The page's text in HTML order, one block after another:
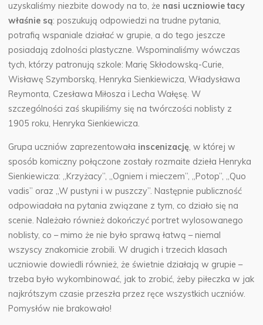
uzyskaliśmy niezbite dowody na to, że nasi uczniowie tacy
właśnie są: poszukują odpowiedzi na trudne pytania,
potrafią wspaniale działać w grupie, a do tego jeszcze
posiadają zdolności plastyczne. Wspominaliśmy wówczas
tych, którzy patronują szkole: Marię Skłodowską-Curie,
Wisławę Szymborską, Henryka Sienkiewicza, Władysława
Reymonta, Czesława Miłosza i Lecha Wałęsę. W
szczególności zaś skupiliśmy się na twórczości noblisty z
1905 roku, Henryka Sienkiewicza.
Grupa uczniów zaprezentowała inscenizację , w której w
sposób komiczny połączone zostały rozmaite dzieła Henryka
Sienkiewicza: „Krzyżacy”, „Ogniem i mieczem”, „Potop”, „Quo
vadis” oraz „W pustyni i w puszczy”. Następnie publiczność
odpowiadała na pytania związane z tym, co działo się na
scenie. Należało również dokończyć portret wylosowanego
noblisty, co – mimo że nie było sprawą łatwą – niemal
wszyscy znakomicie zrobili. W drugich i trzecich klasach
uczniowie dowiedli również, że świetnie działają w grupie –
trzeba było wykombinować, jak to zrobić, żeby piłeczka w jak
najkrótszym czasie przeszła przez ręce wszystkich uczniów.
Pomysłów nie brakowało!